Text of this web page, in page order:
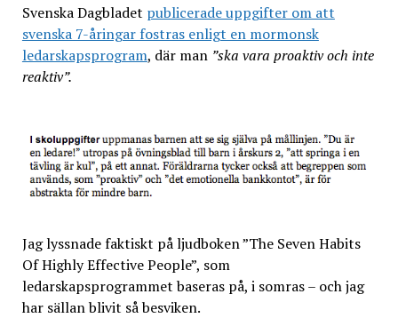
Svenska Dagbladet publicerade uppgifter om att
svenska 7-åringar fostras enligt en mormonsk
ledarskapsprogram, där man ”ska vara proaktiv och inte
reaktiv”.
Jag lyssnade faktiskt på ljudboken ”The Seven Habits
Of Highly Effective People”, som
ledarskapsprogrammet baseras på, i somras – och jag
har sällan blivit så besviken.